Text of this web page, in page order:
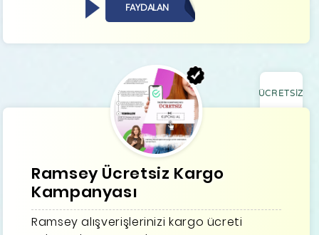
FAYDALAN
ÜCRETSİZ
Ramsey Ücretsiz Kargo
Kampanyası
Ramsey alışverişlerinizi kargo ücreti